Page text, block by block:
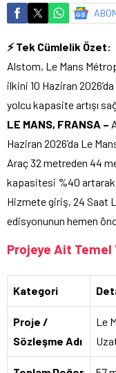
⚡ Tek Cümlelik Özet:
Alstom, Le Mans
ilkini 10 Haziran
yolcu kapasite artışı
LE MANS, FRANSA –
Haziran 2026’da Le
Araç 32 metreden 44
kapasitesi %40 artarak
Hizmete giriş, 24 Saat Le
edisyonunun hemen
Projeye Ait Temel
Kategori
Proje /
Sözleşme Adı
Le